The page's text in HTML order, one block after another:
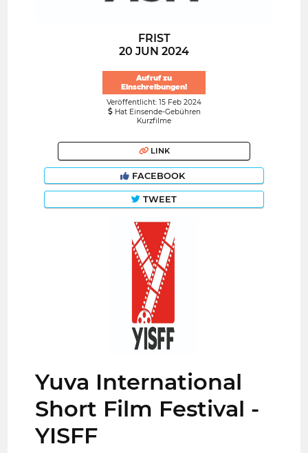
FRIST
20 JUN 2024
Aufruf zu
Einschreibungen!
Veröffentlicht: 15 Feb 2024
Hat Einsende-Gebühren
Kurzfilme
LINK
FACEBOOK
TWEET
Yuva International
Short Film Festival -
YISFF